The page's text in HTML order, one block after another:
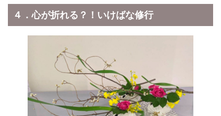
４．心が折れる？！いけばな修行